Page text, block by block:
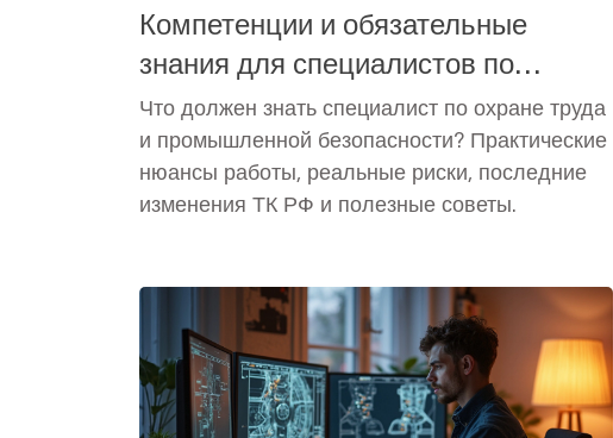
Компетенции и обязательные
знания для специалистов по
охране труда и промышленной
безопасности
Что должен знать специалист по охране труда
и промышленной безопасности? Практические
нюансы работы, реальные риски, последние
изменения ТК РФ и полезные советы.